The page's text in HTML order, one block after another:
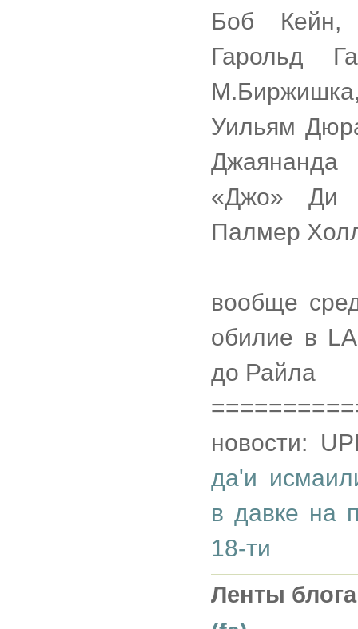
Боб Кейн,
Гарольд
Уильям
«Джо»
Палмер
вообще
обилие в
до Райла
новости:
да'и
в давке на
18-ти
Ленты